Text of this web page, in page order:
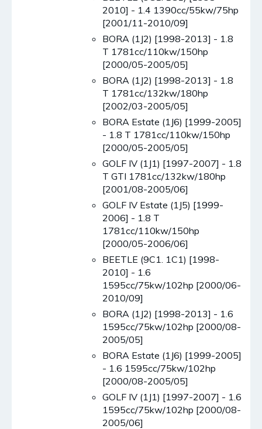
2010] - 1.4 1390cc/55kw/75hp
[2001/11-2010/09]
BORA (1J2) [1998-2013] - 1.8
T 1781cc/110kw/150hp
[2000/05-2005/05]
BORA (1J2) [1998-2013] - 1.8
T 1781cc/132kw/180hp
[2002/03-2005/05]
BORA Estate (1J6) [1999-2005]
- 1.8 T 1781cc/110kw/150hp
[2000/05-2005/05]
GOLF IV (1J1) [1997-2007] - 1.8
T GTI 1781cc/132kw/180hp
[2001/08-2005/06]
GOLF IV Estate (1J5) [1999-
2006] - 1.8 T
1781cc/110kw/150hp
[2000/05-2006/06]
BEETLE (9C1. 1C1) [1998-
2010] - 1.6
1595cc/75kw/102hp [2000/06-
2010/09]
BORA (1J2) [1998-2013] - 1.6
1595cc/75kw/102hp [2000/08-
2005/05]
BORA Estate (1J6) [1999-2005]
- 1.6 1595cc/75kw/102hp
[2000/08-2005/05]
GOLF IV (1J1) [1997-2007] - 1.6
1595cc/75kw/102hp [2000/08-
2005/06]